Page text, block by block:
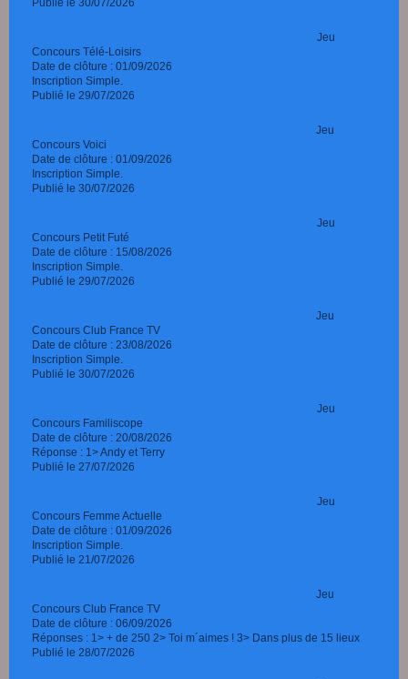
Jeu
Concours Télé-Loisirs
Date de clôture : 01/09/2026
Inscription Simple.
Publié le 29/07/2026
Jeu
Concours Voici
Date de clôture : 01/09/2026
Inscription Simple.
Publié le 30/07/2026
Jeu
Concours Petit Futé
Date de clôture : 15/08/2026
Inscription Simple.
Publié le 29/07/2026
Jeu
Concours Club France TV
Date de clôture : 23/08/2026
Inscription Simple.
Publié le 30/07/2026
Jeu
Concours Familiscope
Date de clôture : 20/08/2026
Réponse : 1> Andy et Terry
Publié le 27/07/2026
Jeu
Concours Femme Actuelle
Date de clôture : 01/09/2026
Inscription Simple.
Publié le 21/07/2026
Jeu
Concours Club France TV
Date de clôture : 06/09/2026
Réponses : 1> + de 250 2> Toi m´aimes ! 3> Dans plus de 15 lieux
Publié le 28/07/2026